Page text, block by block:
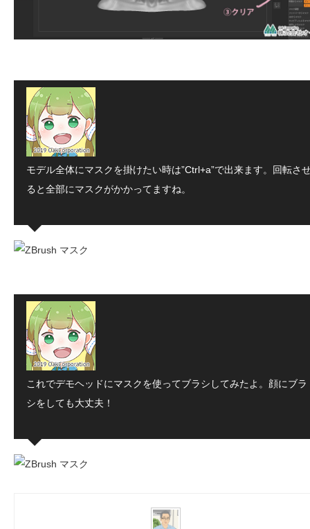
モデル全体にマスクを掛けたい時は”Ctrl+a”で出来ます。回転さ
ると全部にマスクがかかってますね。
これでデモヘッドにマスクを使ってブラシしてみたよ。顔にブラ
シをしても大丈夫！